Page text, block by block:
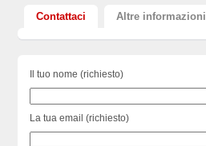
Contattaci Altre informazioni
Il tuo nome (richiesto)
La tua email (richiesto)